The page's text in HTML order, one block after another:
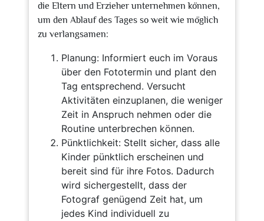
die Eltern und Erzieher unternehmen können,
um den Ablauf des Tages so weit wie möglich
zu verlangsamen:
Planung: Informiert euch im Voraus
über den Fototermin und plant den
Tag entsprechend. Versucht
Aktivitäten einzuplanen, die weniger
Zeit in Anspruch nehmen oder die
Routine unterbrechen können.
Pünktlichkeit: Stellt sicher, dass alle
Kinder pünktlich erscheinen und
bereit sind für ihre Fotos. Dadurch
wird sichergestellt, dass der
Fotograf genügend Zeit hat, um
jedes Kind individuell zu